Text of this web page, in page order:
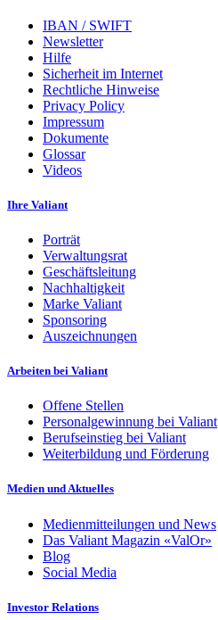
IBAN / SWIFT
Newsletter
Hilfe
Sicherheit im Internet
Rechtliche Hinweise
Privacy Policy
Impressum
Dokumente
Glossar
Videos
Ihre Valiant
Porträt
Verwaltungsrat
Geschäftsleitung
Nachhaltigkeit
Marke Valiant
Sponsoring
Auszeichnungen
Arbeiten bei Valiant
Offene Stellen
Personalgewinnung bei Valiant
Berufseinstieg bei Valiant
Weiterbildung und Förderung
Medien und Aktuelles
Medienmitteilungen und News
Das Valiant Magazin «ValOr»
Blog
Social Media
Investor Relations